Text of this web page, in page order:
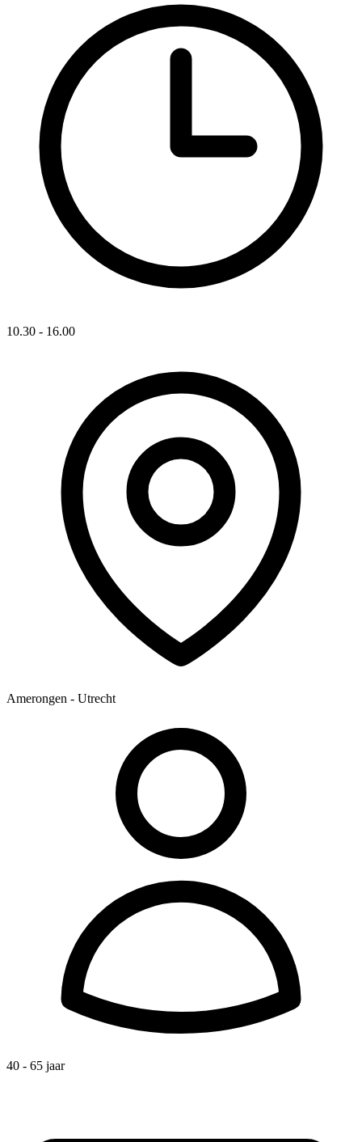
10.30 - 16.00
Amerongen - Utrecht
40 - 65 jaar